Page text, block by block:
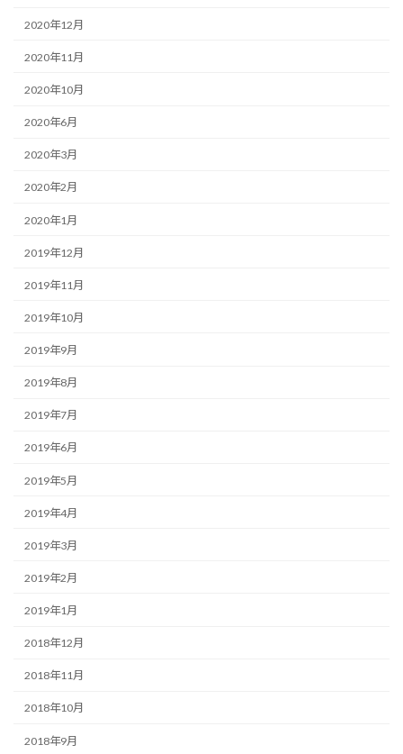
2020年12月
2020年11月
2020年10月
2020年6月
2020年3月
2020年2月
2020年1月
2019年12月
2019年11月
2019年10月
2019年9月
2019年8月
2019年7月
2019年6月
2019年5月
2019年4月
2019年3月
2019年2月
2019年1月
2018年12月
2018年11月
2018年10月
2018年9月